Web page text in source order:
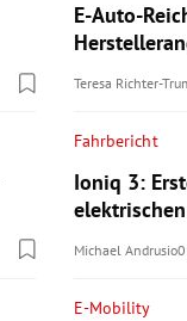
E-Auto-
Teresa Richter-
Fahrbericht
Ioniq 3:
Michael Andrusio
E-Mobility